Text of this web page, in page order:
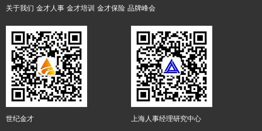
关于我们 金才人事 金才培训 金才保险 品牌峰会
世纪金才 上海人事经理研究中心